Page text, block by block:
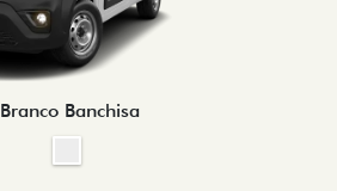
Branco Banchisa